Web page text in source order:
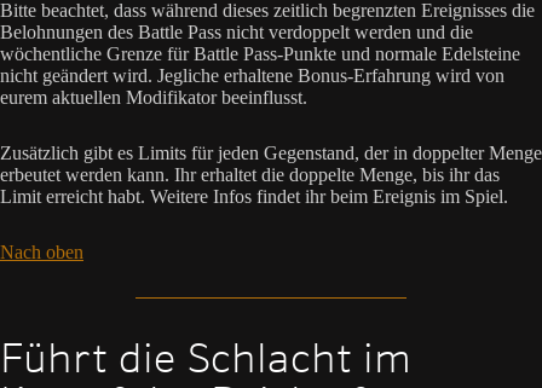
Bitte beachtet, dass während dieses zeitlich begrenzten Ereignisses die
Belohnungen des Battle Pass nicht verdoppelt werden und die
wöchentliche Grenze für Battle Pass-Punkte und normale Edelsteine
nicht geändert wird. Jegliche erhaltene Bonus-Erfahrung wird von
eurem aktuellen Modifikator beeinflusst.
Zusätzlich gibt es Limits für jeden Gegenstand, der in doppelter Menge
erbeutet werden kann. Ihr erhaltet die doppelte Menge, bis ihr das
Limit erreicht habt. Weitere Infos findet ihr beim Ereignis im Spiel.
Nach oben
Führt die Schlacht im